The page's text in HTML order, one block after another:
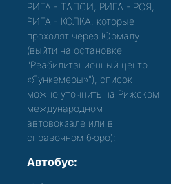
РИГА - ТАЛСИ, РИГА - РОЯ,
РИГА - КОЛКА, которые
проходят через Юрмалу
(выйти на остановке
"Реабилитационный центр
«Яункемеры»"), список
можно уточнить на Рижском
международном
автовокзале или в
справочном бюро);
Автобус: